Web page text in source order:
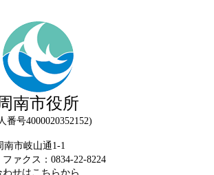
南市役所
番号4000020352152
南市岐山通1-1
ァクス：0834-22-8224
せはこちらから